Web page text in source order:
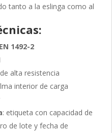
tanto a la eslinga como al
1492-2
alta resistencia
interior de carga
: etiqueta con capacidad de
de lote y fecha de